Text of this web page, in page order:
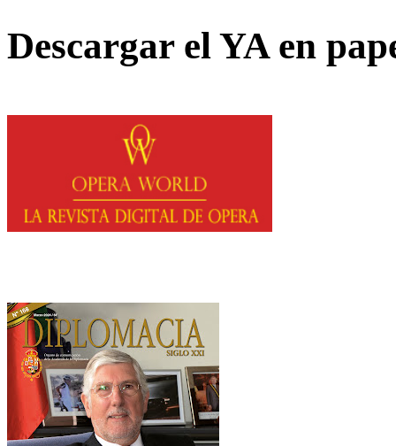
Descargar el YA en